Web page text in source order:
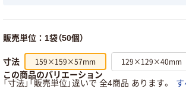
販売単位：1袋（50個）
寸法 159×159×57mm 129×129×40mm
この商品のバリエーション
「寸法」「販売単位」違いで 全4商品 あります。